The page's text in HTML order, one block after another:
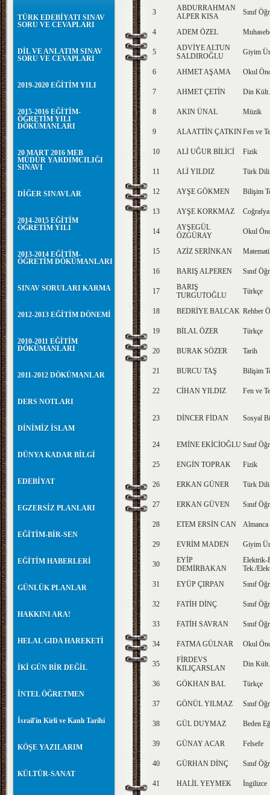
TÜRK EDEBİYATI SINAV
SORU VE CEVAPLARI
DİL VE ANLATIM SINAV
SORU VE CEVAPLARI
2019-2020 EĞİTİM YILI
2015-2016 EĞİTİM-
ÖĞRETİM YILI
DÖKÜMANLARI
20 MART 2016 MEB
MÜDÜR YARDIMCILIĞI
SINAVI
DİĞER SINAVLAR
2014-2015 EĞİTİM
ÖĞRETİM YILI
2013-2014 EĞİTİM-
ÖĞRETİM DÖKÜMANLARI
SINAV SORULARI KARMA
2012-2013 EĞİTİM DÖNEMİ
2010-2011 EĞİTİM
DÖKÜMANLARI
2011-2012 DÖKÜMANLAR
DERS NOTLARI
DİNİMİZ İSLAM
DÜNYA KADAR BİLGİ
EDEBİYAT
EGZERSİZ PLANLARI
EĞİTİM-BİR-SEN
EĞİTİM HABERLERİ
GÜNLÜK PLANLAR
HAKKINI ARA!
HELAL GIDA HAREKETİ
İKİ GÜN BİR DEĞİL
İNTEL ÖĞRETMEN
İsrail'in Kirli ve Kanlı Tarihi
KÖŞE YAZILARIM
KÜLTÜR-SANAT
3
ABDURRAHMAN
ALPER KISA
Sınıf
4 ADEM ÖZEL
5
ADVİYE ALTUN
SALDIROĞLU
Giyim
6 AHMET AŞAMA Okul
7 AHMET ÇETİN Din
8 AKIN ÜNAL Müzik
9 ALAATTİN ÇATKINFen ve
10 ALİ UĞUR BİLİCİ Fizik
11 ALİ YILDIZ Türk Dili
12 AYŞE GÖKMEN Bilişim
13 AYŞE KORKMAZ Coğrafya
14
AYŞEGÜL
ÖZGÜRAY
Okul
15 AZİZ SERİNKAN
16 BARIŞ ALPEREN Sınıf
17
BARIŞ
TURGUTOĞLU
Türkçe
18 BEDRİYE BALCAK Rehber
19 BİLAL ÖZER Türkçe
20 BURAK SÖZER Tarih
21 BURCU TAŞ Bilişim
22 CİHAN YILDIZ Fen ve
23 DİNCER FİDAN Sosyal
24 EMİNE EKİCİOĞLU Sınıf
25 ENGİN TOPRAK Fizik
26 ERKAN GÜNER Türk Dili
27 ERKAN GÜVEN Sınıf
28 ETEM ERSİN CAN Almanca
29 EVRİM MADEN Giyim
30
EYİP
DEMİRBAKAN
Elektrik-
Tek./
31
EYÜP ÇIRPAN Sınıf
32 FATİH DİNÇ Sınıf
33 FATİH SAVRAN Sınıf
34 FATMA GÜLNAR Okul
35
FİRDEVS
KILIÇARSLAN
Din
36 GÖKHAN BAL Türkçe
37 GÖNÜL YILMAZ Sınıf
38 GÜL DUYMAZ Beden
39 GÜNAY ACAR Felsefe
40 GÜRHAN DİNÇ Sınıf
41 HALİL YEYMEK İngilizce